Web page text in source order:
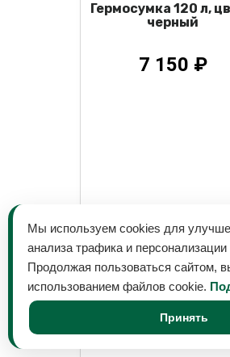
Гермосумка 120 л,
черный
7 150 ₽
Гермосумка 150 л,
Мы используем cookies для
анализа трафика и персонализации
Продолжая пользоваться сайтом,
использованием файлов cookie.
Принять